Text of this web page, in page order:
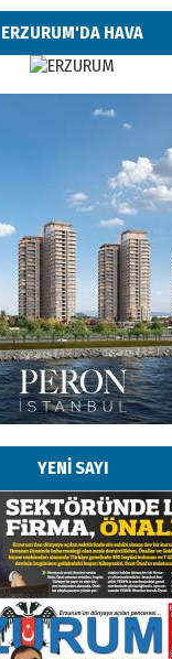
ERZURUM'DA HAVA
YENİ SAYI
Sekmen’den Erzurum’a
proje daha!
2026 Pazar
köşe taşları
2026 Pazartesi
ERKON’da
taşırken,
aşağı
bir şehir, bir
Dizginler kimin